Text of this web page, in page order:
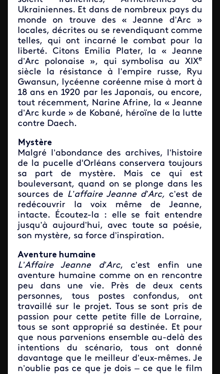
Ukrainiennes. Et dans de nombreux pays du
monde on trouve des « Jeanne d’Arc »
locales, décrites ou se revendiquant comme
telles, qui ont incarné le combat pour la
liberté. Citons Emilia Plater, la « Jeanne
d’Arc polonaise », qui symbolisa au XIXe
siècle la résistance à l’empire russe, Ryu
Gwansun, lycéenne coréenne mise à mort à
18 ans en 1920 par les Japonais, ou encore,
tout récemment, Narine Afrine, la « Jeanne
d’Arc kurde » de Kobané, héroïne de la lutte
contre Daech.
Mystère
Malgré l’abondance des archives, l’histoire
de la pucelle d'Orléans conservera toujours
sa part de mystère. Mais ce qui est
bouleversant, quand on se plonge dans les
sources de L’affaire Jeanne d’Arc, c’est de
redécouvrir la voix même de Jeanne,
intacte. Écoutez-la : elle se fait entendre
jusqu’à aujourd’hui, avec toute sa poésie,
son mystère, sa force d’inspiration.
Aventure humaine
L’Affaire Jeanne d’Arc, c’est enfin une
aventure humaine comme on en rencontre
peu dans une vie. Près de deux cents
personnes, tous postes confondus, ont
travaillé sur le projet. Tous se sont pris de
passion pour cette petite fille de Lorraine,
tous se sont approprié sa destinée. Et pour
que nous parvenions ensemble au-delà des
intentions du scénario, tous ont donné
davantage que le meilleur d’eux-mêmes. Je
n’oublie pas ce que je dois – ce que le film